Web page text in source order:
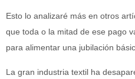
Esto lo analizaré más en otros
que toda o la mitad de ese pago
para alimentar una jubilación
La gran industria textil ha